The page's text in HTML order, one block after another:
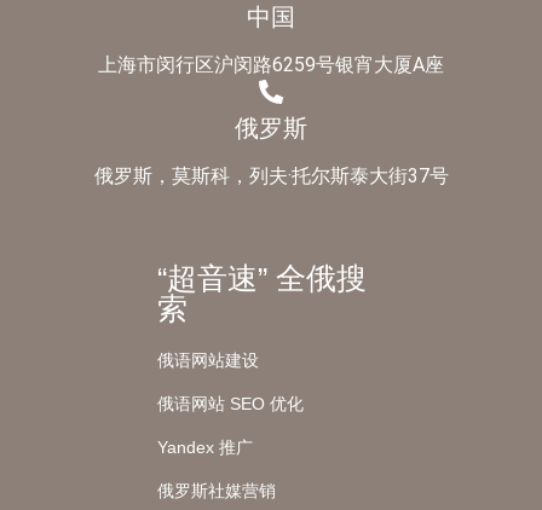
中国
上海市闵行区沪闵路6259号银宵大厦A座
俄罗斯
俄罗斯，莫斯科，列夫·托尔斯泰大街37号
“超音速” 全俄搜
索
俄语网站建设
俄语网站 SEO 优化
Yandex 推广
俄罗斯社媒营销